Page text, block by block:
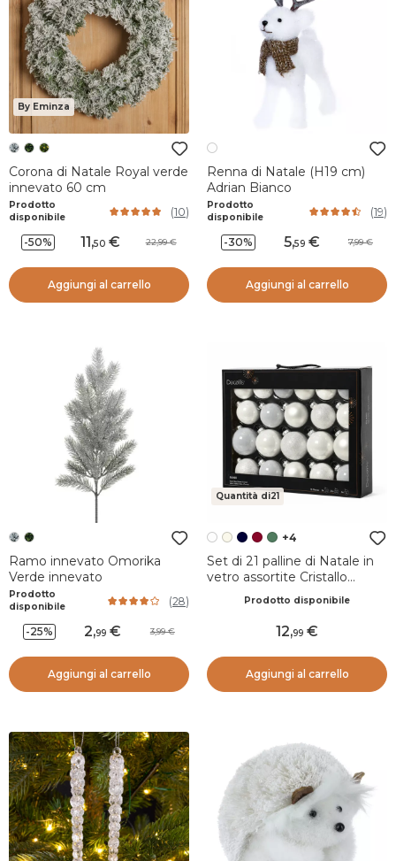
By Eminza
Corona di Natale Royal verde
innevato 60 cm
Prodotto
disponibile
(10)
-50% 11 ,50 22,99
Aggiungi al carrello
Renna di Natale (H19 cm)
Adrian Bianco
Prodotto
disponibile
(19)
-30% 5,59 7,99
Aggiungi al carrello
Ramo innevato Omorika
Verde innevato
Prodotto
disponibile
(28)
-25% 2,99 3,99
Aggiungi al carrello
Quantità di21
+4
Set di 21 palline di Natale in
vetro assortite Cristallo
Bianco invernale
Prodotto disponibile
12,99
Aggiungi al carrello